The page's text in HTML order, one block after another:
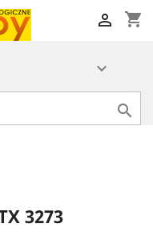
shopping_cart



3273